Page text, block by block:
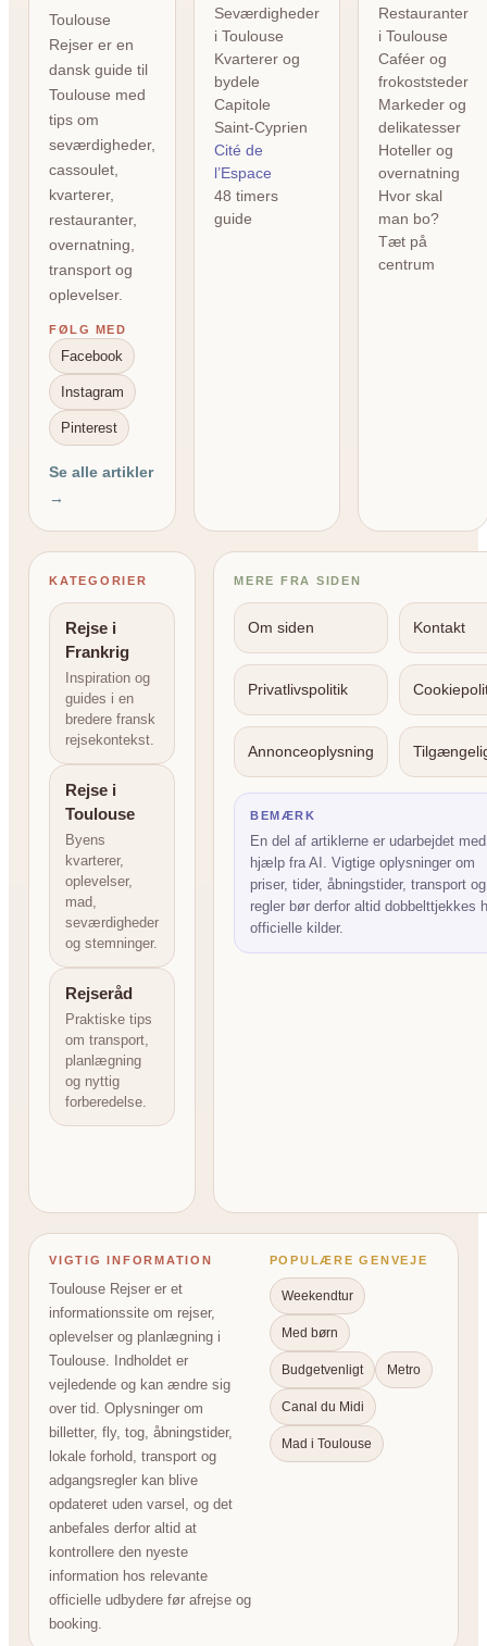
Toulouse
Rejser er en
dansk guide til
Toulouse med
tips om
seværdigheder,
cassoulet,
kvarterer,
restauranter,
overnatning,
transport og
oplevelser.
FØLG MED
Facebook
Instagram
Pinterest
Se alle artikler
→
Seværdigheder
i Toulouse
Kvarterer og
bydele
Capitole
Saint-Cyprien
Cité de
l’Espace
48 timers
guide
Restauranter
i Toulouse
Caféer og
frokoststeder
Markeder og
delikatesser
Hoteller og
overnatning
Hvor skal
man bo?
Tæt på
centrum
KATEGORIER
Rejse i
Frankrig
Inspiration og
guides i en
bredere fransk
rejsekontekst.
Rejse i
Toulouse
Byens
kvarterer,
oplevelser,
mad,
seværdigheder
og stemninger.
Rejseråd
Praktiske tips
om transport,
planlægning
og nyttig
forberedelse.
MERE FRA SIDEN
Om siden Kontakt
Privatlivspolitik
Annonceoplysning
BEMÆRK
En del af artiklerne er udarbejdet med
hjælp fra AI. Vigtige oplysninger om
priser, tider, åbningstider, transport og
regler bør derfor altid dobbelttjekkes
officielle kilder.
VIGTIG INFORMATION
Toulouse Rejser er et
informationssite om rejser,
oplevelser og planlægning i
Toulouse. Indholdet er
vejledende og kan ændre sig
over tid. Oplysninger om
billetter, fly, tog, åbningstider,
lokale forhold, transport og
adgangsregler kan blive
opdateret uden varsel, og det
anbefales derfor altid at
kontrollere den nyeste
information hos relevante
officielle udbydere før afrejse og
booking.
POPULÆRE GENVEJE
Weekendtur
Med børn
Budgetvenligt Metro
Canal du Midi
Mad i Toulouse